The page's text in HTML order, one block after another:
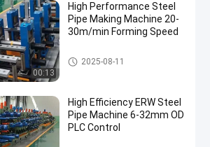
00:13
High Performance Steel
Pipe Making Machine 20-
30m/min Forming Speed
Stahlrohr, das Maschine herst
ellt
2025-08-11
High Efficiency ERW Steel
Pipe Machine 6-32mm OD
PLC Control